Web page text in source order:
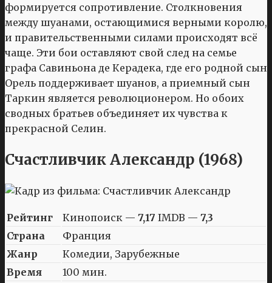
формируется сопротивление. Столкновения
между шуанами, остающимися верными королю,
и правительственными силами происходят всё
чаще. Эти бои оставляют свой след на семье
графа Савиньона де Керадека, где его родной сын
Орель поддерживает шуанов, а приемный сын
Таркин является революционером. Но обоих
сводных братьев объединяет их чувства к
прекрасной Селин.
Счастливчик Александр (1968)
Рейтинг Кинопоиск — 7,17 IMDB — 7,3
Страна
Франция
Жанр
Комедии, Зарубежные
Время
100 мин.